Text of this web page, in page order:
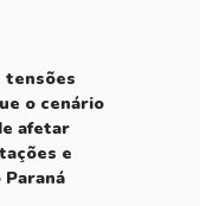
tensões
o cenário
afetar
e